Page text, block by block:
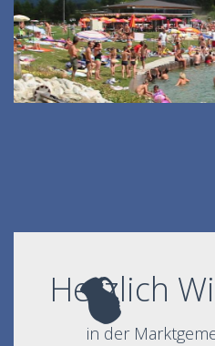
Herzlich
in der